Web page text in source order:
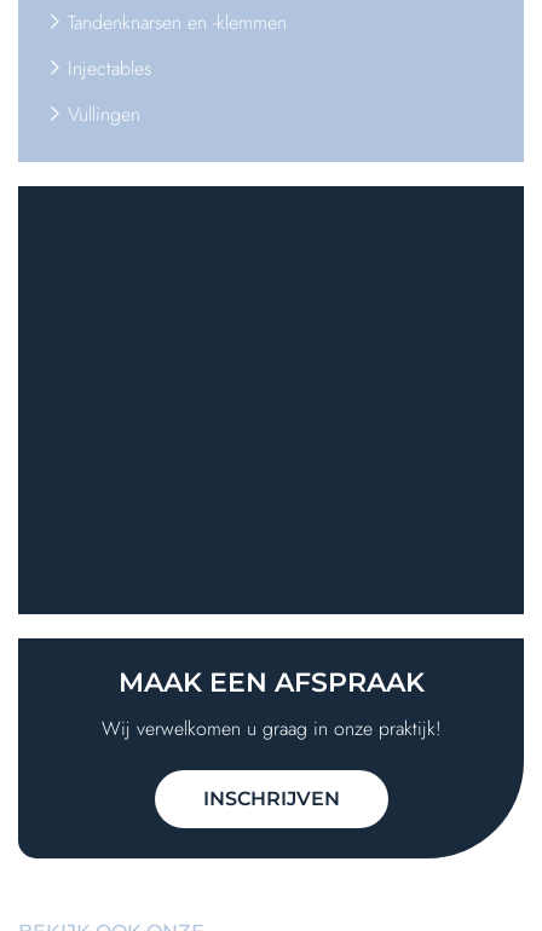
Tandenknarsen en -klemmen
Injectables
Vullingen
MAAK EEN AFSPRAAK
Wij verwelkomen u graag in onze praktijk!
INSCHRIJVEN